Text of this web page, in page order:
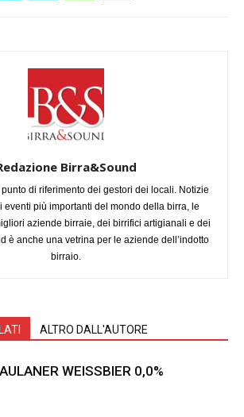
Birra&Sound
di riferimento dei gestori dei locali. Notizie
eventi più importanti del mondo della birra, le
aziende birraie, dei birrifici artigianali e dei
è anche una vetrina per le aziende dell’indotto
birraio.
ALTRO DALL'AUTORE
WEISSBIER 0,0%